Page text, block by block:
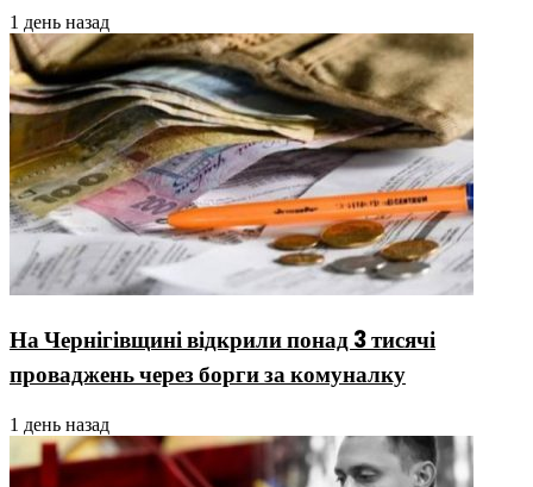
1 день назад
На Чернігівщині відкрили понад 3 тисячі
проваджень через борги за комуналку
1 день назад